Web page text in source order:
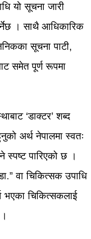
यो सूचना जारी
। साथै आधिकारिक
सूचना पाटी,
समेत पूर्ण रूपमा
‘डाक्टर’ शब्द
अर्थ नेपालमा स्वतः
स्पष्ट पारिएको छ ।
वा चिकित्सक उपाधि
भएका चिकित्सकलाई